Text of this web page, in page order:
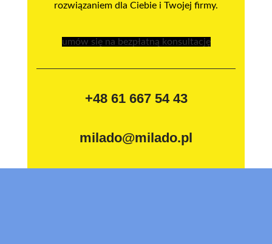
rozwiązaniem dla Ciebie i Twojej firmy.
umów się na bezpłatną konsultację
+48 61 667 54 43
milado@milado.pl